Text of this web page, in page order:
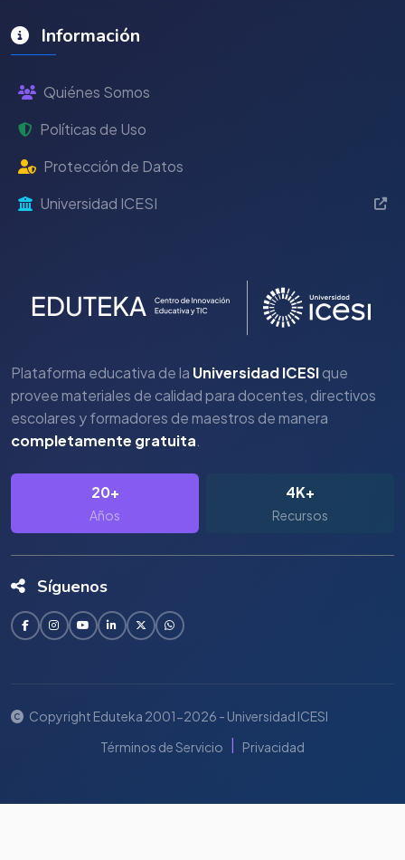
Información
Quiénes Somos
Políticas de Uso
Protección de Datos
Universidad ICESI
Plataforma educativa de la Universidad ICESIque
provee materiales de calidad para docentes, directivos
escolares y formadores de maestros de manera
completamente gratuita.
20+
Años
4K+
Recursos
Síguenos
Copyright Eduteka 2001-2026 - Universidad ICESI
Términos de Servicio
Privacidad